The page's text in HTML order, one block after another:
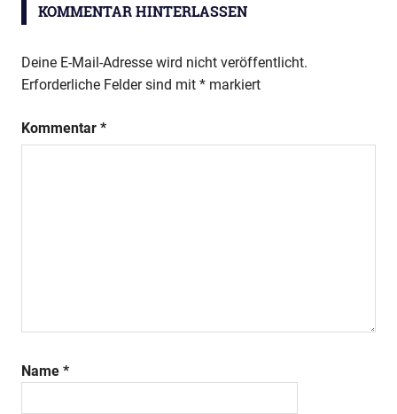
KOMMENTAR HINTERLASSEN
Deine E-Mail-Adresse wird nicht veröffentlicht.
Erforderliche Felder sind mit * markiert
Kommentar *
Name *